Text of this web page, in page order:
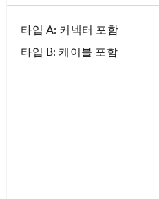
타입 A: 커넥터 포함
타입 B: 케이블 포함